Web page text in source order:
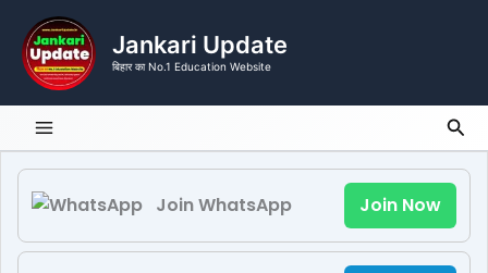
content
Jankari Update
बिहार का No.1 Education Website
Join WhatsApp Join Now